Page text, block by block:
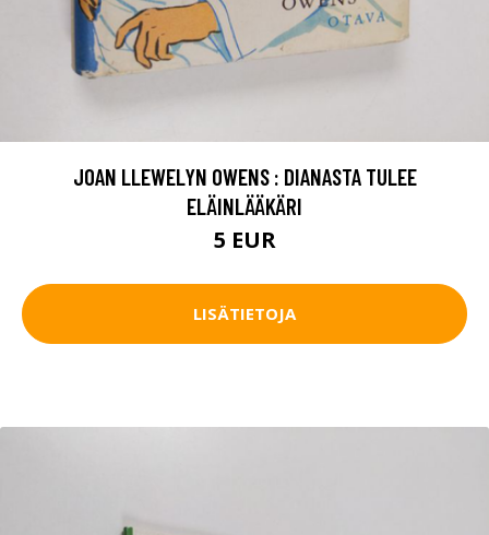
JOAN LLEWELYN OWENS : DIANASTA TULEE
ELÄINLÄÄKÄRI
5 EUR
LISÄTIETOJA